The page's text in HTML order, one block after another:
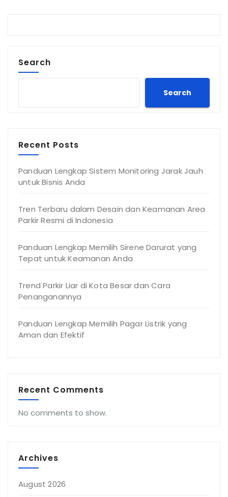
Search
Search
Recent Posts
Panduan Lengkap Sistem Monitoring Jarak Jauh
untuk Bisnis Anda
Tren Terbaru dalam Desain dan Keamanan Area
Parkir Resmi di Indonesia
Panduan Lengkap Memilih Sirene Darurat yang
Tepat untuk Keamanan Anda
Trend Parkir Liar di Kota Besar dan Cara
Penanganannya
Panduan Lengkap Memilih Pagar Listrik yang
Aman dan Efektif
Recent Comments
No comments to show.
Archives
August 2026